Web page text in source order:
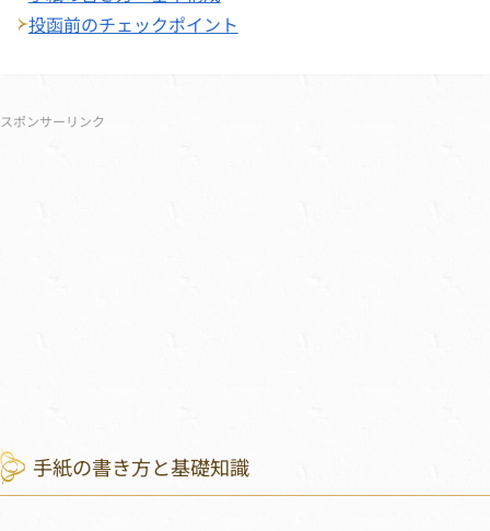
投函前のチェックポイント
サブメニュー
スポンサーリンク
手紙の書き方と基礎知識